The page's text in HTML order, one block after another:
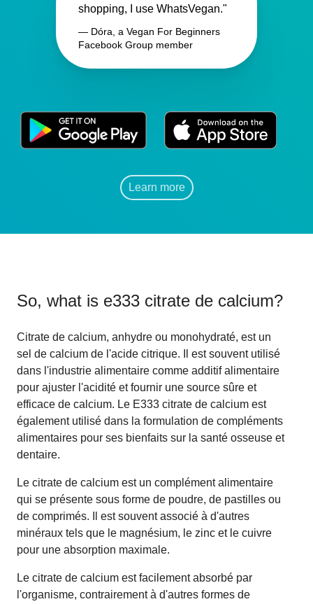
shopping, I use WhatsVegan."
— Dóra, a Vegan For Beginners
Facebook Group member
Learn more
So, what is e333 citrate de calcium?
Citrate de calcium, anhydre ou monohydraté, est un
sel de calcium de l'acide citrique. Il est souvent utilisé
dans l'industrie alimentaire comme additif alimentaire
pour ajuster l'acidité et fournir une source sûre et
efficace de calcium. Le E333 citrate de calcium est
également utilisé dans la formulation de compléments
alimentaires pour ses bienfaits sur la santé osseuse et
dentaire.
Le citrate de calcium est un complément alimentaire
qui se présente sous forme de poudre, de pastilles ou
de comprimés. Il est souvent associé à d'autres
minéraux tels que le magnésium, le zinc et le cuivre
pour une absorption maximale.
Le citrate de calcium est facilement absorbé par
l'organisme, contrairement à d'autres formes de